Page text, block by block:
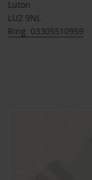
Luton
LU2 9NL
Ring: 03305510959